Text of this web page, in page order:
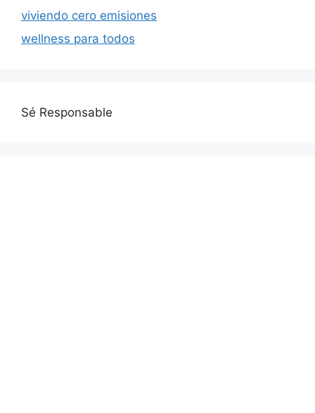
viviendo cero emisiones
wellness para todos
Sé Responsable